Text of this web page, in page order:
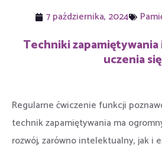
7 października, 2024
Techniki
uczenia się
Regularne ćwiczenie funkcji
technik zapamiętywania ma
rozwój, zarówno intelektualny, jak i